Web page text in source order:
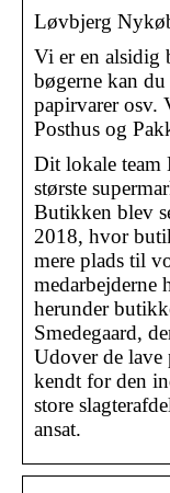
Løvbjerg
Vi er en alsidig
bøgerne kan
papirvarer osv.
Posthus og
Dit lokale
største
Butikken blev
2018, hvor
mere plads til
medarbejderne
herunder
Smedegaard,
Udover de
kendt for den
store
ansat.